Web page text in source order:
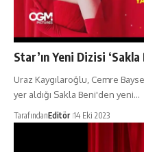
Star’ın Yeni Dizisi ‘Sakla
Uraz Kaygılaroğlu, Cemre
yer aldığı Sakla Beni'den yeni…
TarafındanEditör 14 Eki 2023